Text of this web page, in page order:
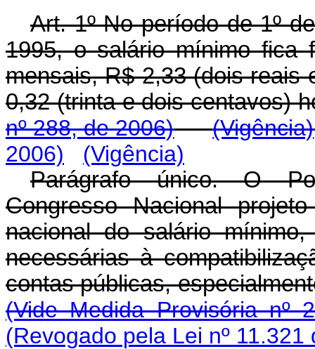
Art. 1º No período de 1º
1995, o salário mínimo fica
mensais, R$ 2,33 (dois reais
0,32 (trinta e dois centavos)
nº 288, de 2006)
(Vigência)
2006)
(Vigência)
Parágrafo único. O
Congresso Nacional
nacional do salário
necessárias à
contas públicas,
(Vide Medida Provisória nº
(Revogado pela Lei nº 11.321